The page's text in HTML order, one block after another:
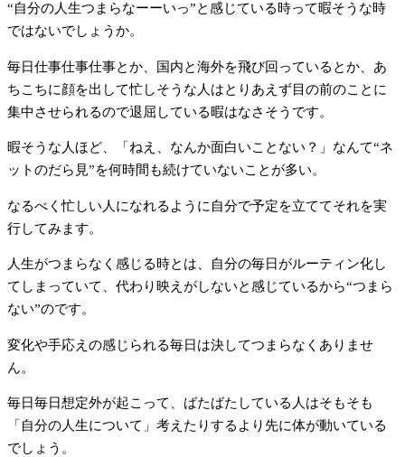
“自分の人生つまらなーーいっ”と感じている時って暇そうな時
ではないでしょうか。
毎日仕事仕事仕事とか、国内と海外を飛び回っているとか、あ
ちこちに顔を出して忙しそうな人はとりあえず目の前のことに
集中させられるので退屈している暇はなさそうです。
暇そうな人ほど、「ねえ、なんか面白いことない？」なんて“ネ
ットのだら見”を何時間も続けていないことが多い。
なるべく忙しい人になれるように自分で予定を立ててそれを実
行してみます。
人生がつまらなく感じる時とは、自分の毎日がルーティン化し
てしまっていて、代わり映えがしないと感じているから“つまら
ない”のです。
変化や手応えの感じられる毎日は決してつまらなくありませ
ん。
毎日毎日想定外が起こって、ばたばたしている人はそもそも
「自分の人生について」考えたりするより先に体が動いている
でしょう。